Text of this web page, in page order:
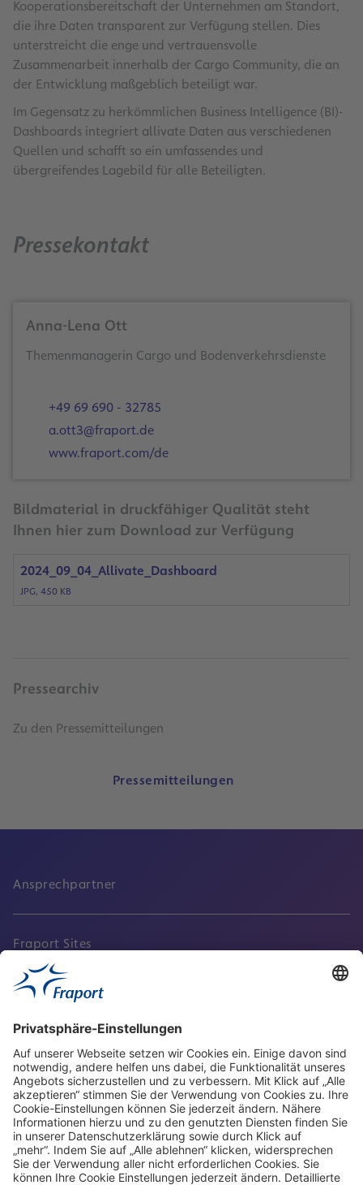
Kooperationsbereitschaft der Unternehmen am Standort,
die ihre Daten transparent zur Verfügung stellen. Dies
unterstreicht die enge und vertrauensvolle
Zusammenarbeit innerhalb der Cargo Community, die an
der Entwicklung maßgeblich beteiligt war.
Im Gegensatz zu herkömmlichen Business Intelligence (BI)-
Dashboards integriert allivate Daten aus verschiedenen
Quellen und schafft so ein umfassendes und
übergreifendes Lagebild für alle Beteiligten.
Pressekontakt
Anna-Lena Ott
Themenmanagerin Cargo und Bodenverkehrsdienste
+49 69 690 - 32785
a.ott3@fraport.de
www.fraport.com/de
Bildmaterial in druckfähiger Qualität steht
Ihnen hier zum Download zur Verfügung
2024_09_04_Allivate_Dashboard
JPG, 450 KB
Pressearchiv
Zu den Pressemitteilungen
Pressemitteilungen
Ansprechpartner
Fraport Sites
Aktuell
Service
Frankfurt Airport
properties.socialType
properties.socialType
properties.socialType
properties.socialType